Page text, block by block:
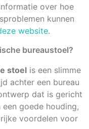
over hoe
kunnen
website.
bureaustoel?
stoel is een slimme
achter een bureau
dat is gericht
goede houding,
voordelen voor